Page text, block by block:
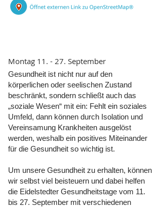
Montag 11. - 27. September
Gesundheit ist nicht nur auf den
körperlichen oder seelischen Zustand
beschränkt, sondern schließt auch das
„soziale Wesen“ mit ein: Fehlt ein soziales
Umfeld, dann können durch Isolation und
Vereinsamung Krankheiten ausgelöst
werden, weshalb ein positives Miteinander
für die Gesundheit so wichtig ist.
Um unsere Gesundheit zu erhalten, können
wir selbst viel beisteuern und dabei helfen
die Eidelstedter Gesundheitstage vom 11.
bis 27. September mit verschiedenen